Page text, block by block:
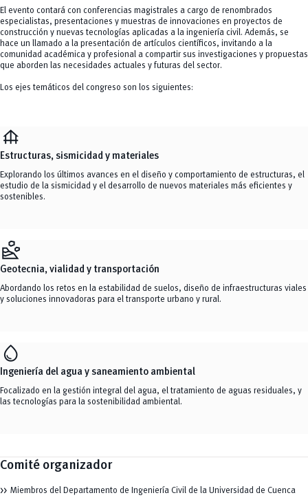
El evento contará con conferencias magistrales a cargo de renombrados
especialistas, presentaciones y muestras de innovaciones en proyectos de
construcción y nuevas tecnologías aplicadas a la ingeniería civil. Además, se
hace un llamado a la presentación de artículos científicos, invitando a la
comunidad académica y profesional a compartir sus investigaciones y propuestas
que aborden las necesidades actuales y futuras del sector.
Los ejes temáticos del congreso son los siguientes:
foundation
Estructuras, sismicidad y materiales
Explorando los últimos avances en el diseño y comportamiento de estructuras, el
estudio de la sismicidad y el desarrollo de nuevos materiales más eficientes y
sostenibles.
landslide
Geotecnia, vialidad y transportación
Abordando los retos en la estabilidad de suelos, diseño de infraestructuras viales
y soluciones innovadoras para el transporte urbano y rural.
water_drop
Ingeniería del agua y saneamiento ambiental
Focalizado en la gestión integral del agua, el tratamiento de aguas residuales, y
las tecnologías para la sostenibilidad ambiental.
Comité organizador
Miembros del Departamento de Ingeniería Civil de la Universidad de Cuenca